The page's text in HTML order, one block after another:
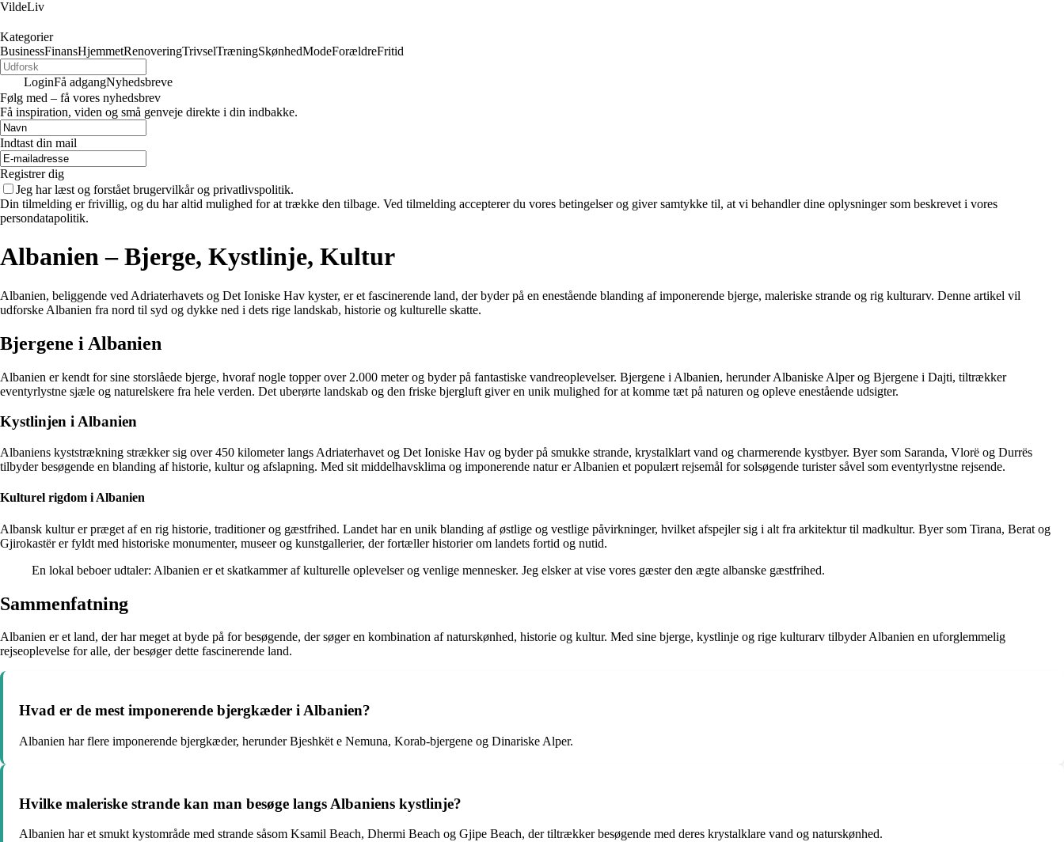
VildeLiv
Kategorier
BusinessFinansHjemmetRenoveringTrivselTræningSkønhedModeForældreFritid
LoginFå adgangNyhedsbreve
Følg med – få vores nyhedsbrev
Få inspiration, viden og små genveje direkte i din indbakke.
Indtast din mail
Registrer dig
Jeg har læst og forstået brugervilkår og privatlivspolitik.
Din tilmelding er frivillig, og du har altid mulighed for at trække den tilbage. Ved tilmelding accepterer du vores betingelser og giver samtykke til, at vi behandler dine oplysninger som beskrevet i vores
persondatapolitik.
Albanien – Bjerge, Kystlinje, Kultur
Albanien, beliggende ved Adriaterhavets og Det Ioniske Hav kyster, er et fascinerende land, der byder på en enestående blanding af imponerende bjerge, maleriske strande og rig kulturarv. Denne artikel vil
udforske Albanien fra nord til syd og dykke ned i dets rige landskab, historie og kulturelle skatte.
Bjergene i Albanien
Albanien er kendt for sine storslåede bjerge, hvoraf nogle topper over 2.000 meter og byder på fantastiske vandreoplevelser. Bjergene i Albanien, herunder Albaniske Alper og Bjergene i Dajti, tiltrækker
eventyrlystne sjæle og naturelskere fra hele verden. Det uberørte landskab og den friske bjergluft giver en unik mulighed for at komme tæt på naturen og opleve enestående udsigter.
Kystlinjen i Albanien
Albaniens kyststrækning strækker sig over 450 kilometer langs Adriaterhavet og Det Ioniske Hav og byder på smukke strande, krystalklart vand og charmerende kystbyer. Byer som Saranda, Vlorë og Durrës
tilbyder besøgende en blanding af historie, kultur og afslapning. Med sit middelhavsklima og imponerende natur er Albanien et populært rejsemål for solsøgende turister såvel som eventyrlystne rejsende.
Kulturel rigdom i Albanien
Albansk kultur er præget af en rig historie, traditioner og gæstfrihed. Landet har en unik blanding af østlige og vestlige påvirkninger, hvilket afspejler sig i alt fra arkitektur til madkultur. Byer som Tirana, Berat og
Gjirokastër er fyldt med historiske monumenter, museer og kunstgallerier, der fortæller historier om landets fortid og nutid.
En lokal beboer udtaler: Albanien er et skatkammer af kulturelle oplevelser og venlige mennesker. Jeg elsker at vise vores gæster den ægte albanske gæstfrihed.
Sammenfatning
Albanien er et land, der har meget at byde på for besøgende, der søger en kombination af naturskønhed, historie og kultur. Med sine bjerge, kystlinje og rige kulturarv tilbyder Albanien en uforglemmelig
rejseoplevelse for alle, der besøger dette fascinerende land.
Hvad er de mest imponerende bjergkæder i Albanien?
Albanien har flere imponerende bjergkæder, herunder Bjeshkët e Nemuna, Korab-bjergene og Dinariske Alper.
Hvilke maleriske strande kan man besøge langs Albaniens kystlinje?
Albanien har et smukt kystområde med strande såsom Ksamil Beach, Dhermi Beach og Gjipe Beach, der tiltrækker besøgende med deres krystalklare vand og naturskønhed.